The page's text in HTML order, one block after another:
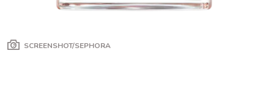
SCREENSHOT/SEPHORA